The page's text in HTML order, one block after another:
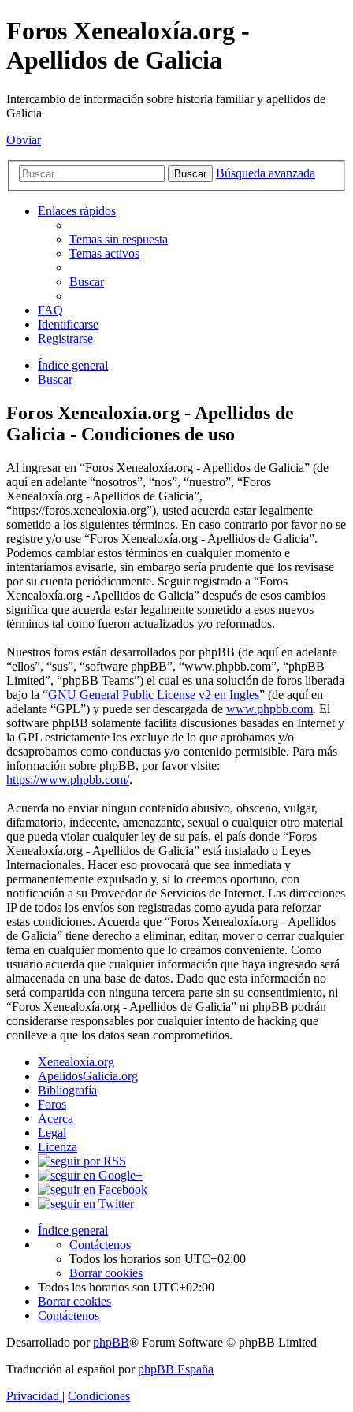
Foros Xenealoxía.org -
Apellidos de Galicia
Intercambio de información sobre historia familiar y apellidos de
Galicia
Obviar
Buscar Búsqueda avanzada
Enlaces rápidos
Temas sin respuesta
Temas activos
Buscar
FAQ
Identificarse
Registrarse
Índice general
Buscar
Foros Xenealoxía.org - Apellidos de
Galicia - Condiciones de uso
Al ingresar en “Foros Xenealoxía.org - Apellidos de Galicia” (de
aquí en adelante “nosotros”, “nos”, “nuestro”, “Foros
Xenealoxía.org - Apellidos de Galicia”,
“https://foros.xenealoxia.org”), usted acuerda estar legalmente
sometido a los siguientes términos. En caso contrario por favor no se
registre y/o use “Foros Xenealoxía.org - Apellidos de Galicia”.
Podemos cambiar estos términos en cualquier momento e
intentaríamos avisarle, sin embargo sería prudente que los revisase
por su cuenta periódicamente. Seguir registrado a “Foros
Xenealoxía.org - Apellidos de Galicia” después de esos cambios
significa que acuerda estar legalmente sometido a esos nuevos
términos tal como fueron actualizados y/o reformados.
Nuestros foros están desarrollados por phpBB (de aquí en adelante
“ellos”, “sus”, “software phpBB”, “www.phpbb.com”, “phpBB
Limited”, “phpBB Teams”) el cual es una solución de foros liberada
bajo la “GNU General Public License v2 en Ingles” (de aquí en
adelante “GPL”) y puede ser descargada de www.phpbb.com. El
software phpBB solamente facilita discusiones basadas en Internet y
la GPL estrictamente los excluye de lo que aprobamos y/o
desaprobamos como conductas y/o contenido permisible. Para más
información sobre phpBB, por favor visite:
https://www.phpbb.com/.
Acuerda no enviar ningun contenido abusivo, obsceno, vulgar,
difamatorio, indecente, amenazante, sexual o cualquier otro material
que pueda violar cualquier ley de su país, el país donde “Foros
Xenealoxía.org - Apellidos de Galicia” está instalado o Leyes
Internacionales. Hacer eso provocará que sea inmediata y
permanentemente expulsado y, si lo creemos oportuno, con
notificación a su Proveedor de Servicios de Internet. Las direcciones
IP de todos los envíos son registradas como ayuda para reforzar
estas condiciones. Acuerda que “Foros Xenealoxía.org - Apellidos
de Galicia” tiene derecho a eliminar, editar, mover o cerrar cualquier
tema en cualquier momento que lo creamos conveniente. Como
usuario acuerda que cualquier información que haya ingresado será
almacenada en una base de datos. Dado que esta información no
será compartida con ninguna tercera parte sin su consentimiento, ni
“Foros Xenealoxía.org - Apellidos de Galicia” ni phpBB podrán
considerarse responsables por cualquier intento de hacking que
conlleve a que los datos sean comprometidos.
Xenealoxía.org
ApelidosGalicia.org
Bibliografía
Foros
Acerca
Legal
Licenza
Índice general
Contáctenos
Todos los horarios son UTC+02:00
Borrar cookies
Todos los horarios son UTC+02:00
Borrar cookies
Contáctenos
Desarrollado porphpBB® Forum Software © phpBB Limited
Traducción al español porphpBB España
Privacidad | Condiciones